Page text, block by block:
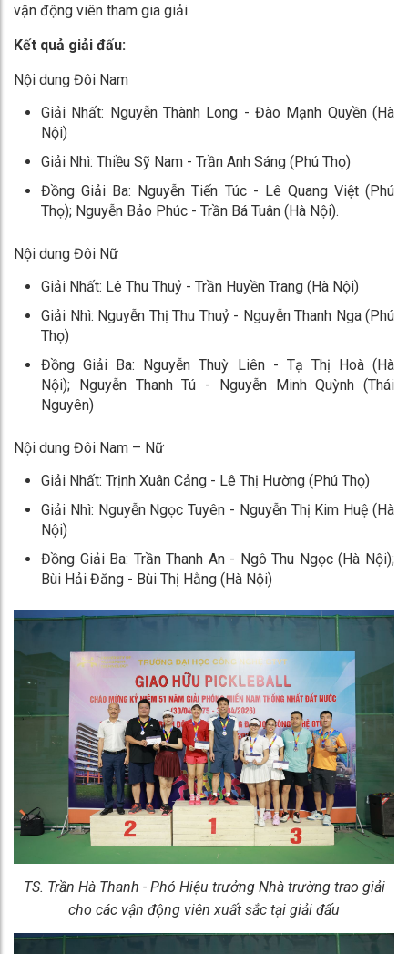
vận động viên tham gia giải.
Kết quả giải đấu:
Nội dung Đôi Nam
Giải Nhất: Nguyễn Thành Long - Đào Mạnh Quyền (Hà
Nội)
Giải Nhì: Thiều Sỹ Nam - Trần Anh Sáng (Phú Thọ)
Đồng Giải Ba: Nguyễn Tiến Túc - Lê Quang Việt (Phú
Thọ); Nguyễn Bảo Phúc - Trần Bá Tuân (Hà Nội).
Nội dung Đôi Nữ
Giải Nhất: Lê Thu Thuỷ - Trần Huyền Trang (Hà Nội)
Giải Nhì: Nguyễn Thị Thu Thuỷ - Nguyễn Thanh Nga (Phú
Thọ)
Đồng Giải Ba: Nguyễn Thuỳ Liên - Tạ Thị Hoà (Hà
Nội); Nguyễn Thanh Tú - Nguyễn Minh Quỳnh (Thái
Nguyên)
Nội dung Đôi Nam – Nữ
Giải Nhất: Trịnh Xuân Cảng - Lê Thị Hường (Phú Thọ)
Giải Nhì: Nguyễn Ngọc Tuyên - Nguyễn Thị Kim Huệ (Hà
Nội)
Đồng Giải Ba: Trần Thanh An - Ngô Thu Ngọc (Hà Nội);
Bùi Hải Đăng - Bùi Thị Hằng (Hà Nội)
TS. Trần Hà Thanh - Phó Hiệu trưởng Nhà trườngtrao giải
cho các vận động viên xuất sắc tại giải đấu